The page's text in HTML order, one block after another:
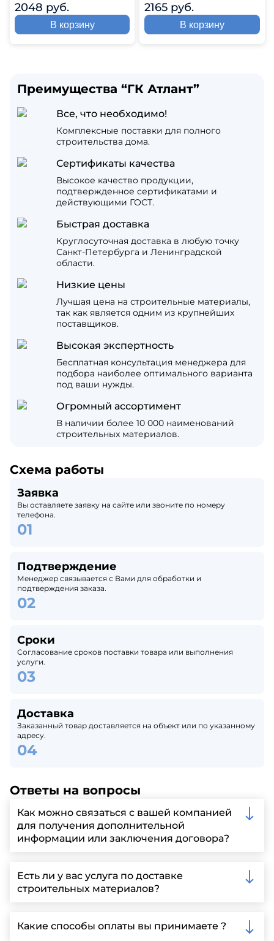
2048 руб.
В корзину
2165 руб.
В корзину
Преимущества “ГК Атлант”
Все, что необходимо!
Комплексные поставки для полного
строительства дома.
Сертификаты качества
Высокое качество продукции,
подтвержденное сертификатами и
действующими ГОСТ.
Быстрая доставка
Круглосуточная доставка в любую точку
Санкт-Петербурга и Ленинградской
области.
Низкие цены
Лучшая цена на строительные материалы,
так как является одним из крупнейших
поставщиков.
Высокая экспертность
Бесплатная консультация менеджера для
подбора наиболее оптимального варианта
под ваши нужды.
Огромный ассортимент
В наличии более 10 000 наименований
строительных материалов.
Схема работы
Заявка
Вы оставляете заявку на сайте или звоните по номеру
телефона.
Подтверждение
Менеджер связывается с Вами для обработки и
подтверждения заказа.
Сроки
Согласование сроков поставки товара или выполнения
услуги.
Доставка
Заказанный товар доставляется на объект или по указанному
адресу.
Ответы на вопросы
Как можно связаться с вашей компанией
для получения дополнительной
информации или заключения договора?
запрос через нашу официальную почту или
заполнить форму на нашем сайте для более
детальной информации и организации встречи.
Есть ли у вас услуга по доставке
строительных материалов?
Ленинградской области, у нас собственный
автопарк, для обеспечения быстрой и надежной
Какие способы оплаты вы принимаете ?